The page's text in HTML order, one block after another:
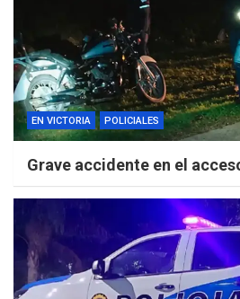
EN VICTORIA POLICIALES
Grave accidente en el